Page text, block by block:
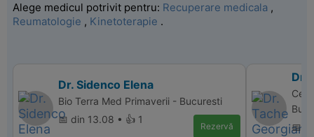
Alege medicul potrivit pentru: Recuperare medicala ,
Reumatologie , Kinetoterapie .
Dr. Sidenco Elena
Bio Terra Med Primaverii - Bucuresti
📅 din 13.08 • 👍 1
Rezervă
Dr.
📅